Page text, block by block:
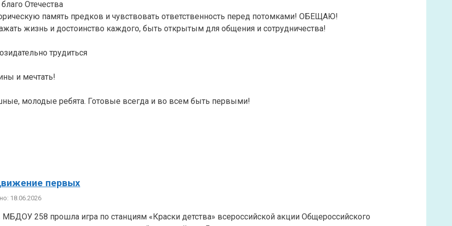
Отечества
память предков и чувствовать ответственность перед потомками! ОБЕЩАЮ!
жизнь и достоинство каждого, быть открытым для общения и сотрудничества!
трудиться
и мечтать!
молодые ребята. Готовые всегда и во всем быть первыми!
первых
18.06.2026
МБДОУ 258 прошла игра по станциям «Краски детства» всероссийской акции Общероссийского